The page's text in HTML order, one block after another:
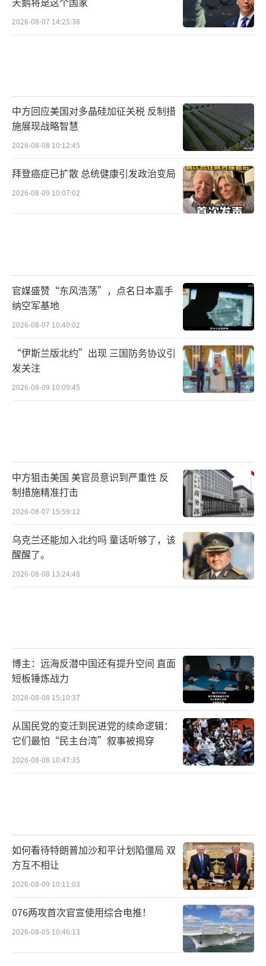
芬兰距申请北约又近一步 俄严重警告
决。而根据此前报道，瑞典也将与芬兰同步申
请入约。两国预计在6月共同正式宣布申请决
定。
同日，俄罗斯总统发言人佩斯科夫在记者
会上发表回应称，芬兰加入北约的行为“绝
对”会对俄罗斯构成威胁，而俄罗斯将会分析
说。
与此同时，俄外交部发出严重警告称，俄
罗斯将不得不采取技术性军事手段或其他手段
佩斯科夫 图自俄媒
芬兰是北欧五国之一，紧挨俄罗斯，两国
的“战略堡垒”，它也是俄罗斯北方舰队的所
在地。
未结束的俄乌冲突仍让欧洲笼罩在动荡
中，俄方在发起行动前就指出，北约的不断东
扩对俄罗斯构成威胁。
约”支持率多年来一直徘徊在25%左右。
根据俄卫星社发布的文字稿，在被问到莫
斯科可能如何回应芬兰成为北约成员国时，佩
斯科夫今天再次强调，“北约正朝着我们的方
向前进。因此，我们在分析中将会考虑所有这
些举动（芬兰瑞典的入约申请），并制定必要
境，”佩斯科夫强调。
记者问到北约是否会把乌克兰危机当作借
口，尝试纳入更多国家作为成员，佩斯科夫
称“俄方一直在考虑分析各种选项。”
俄罗斯外交部在回应芬兰方声明时作出严
重警告。俄外交部5月12日表示，芬兰领导层关
2026-08-07 14:25:38
中方回应美国对多晶硅加征关税 反制措
施展现战略智慧
2026-08-08 10:12:45
拜登癌症已扩散 总统健康引发政治变局
2026-08-09 10:07:02
官媒盛赞“东风浩荡”，点名日本嘉手
纳空军基地
2026-08-07 10:40:02
“伊斯兰版北约”出现 三国防务协议引
发关注
2026-08-09 10:09:45
中方狙击美国 美官员意识到严重性 反
制措施精准打击
2026-08-07 15:59:12
乌克兰还能加入北约吗 童话听够了，该
醒醒了。
2026-08-08 13:24:48
博主：远海反潜中国还有提升空间 直面
短板锤炼战力
2026-08-08 15:10:37
从国民党的变迁到民进党的续命逻辑：
它们最怕“民主台湾”叙事被揭穿
2026-08-08 10:47:35
如何看待特朗普加沙和平计划陷僵局 双
方互不相让
2026-08-09 10:11:03
076两攻首次官宣使用综合电推！
2026-08-05 10:46:13